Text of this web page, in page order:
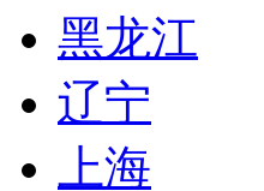
黑龙江
辽宁
上海